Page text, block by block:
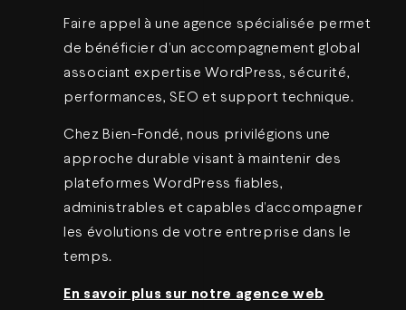
Faire appel à une agence spécialisée permet
de bénéficier d’un accompagnement global
associant expertise WordPress, sécurité,
performances, SEO et support technique.
Chez Bien-Fondé, nous privilégions une
approche durable visant à maintenir des
plateformes WordPress fiables,
administrables et capables d’accompagner
les évolutions de votre entreprise dans le
temps.
En savoir plus sur notre agence web